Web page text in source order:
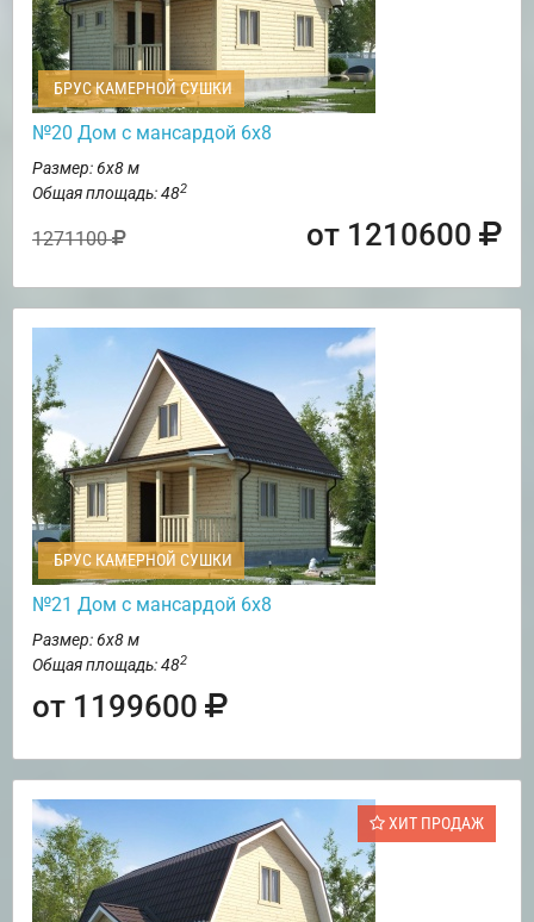
БРУС КАМЕРНОЙ СУШКИ
№20 Дом с мансардой 6х8
Размер: 6х8 м
Общая площадь: 482
1271100 от 1210600
БРУС КАМЕРНОЙ СУШКИ
№21 Дом с мансардой 6х8
Размер: 6х8 м
Общая площадь: 482
от 1199600
ХИТ ПРОДАЖ